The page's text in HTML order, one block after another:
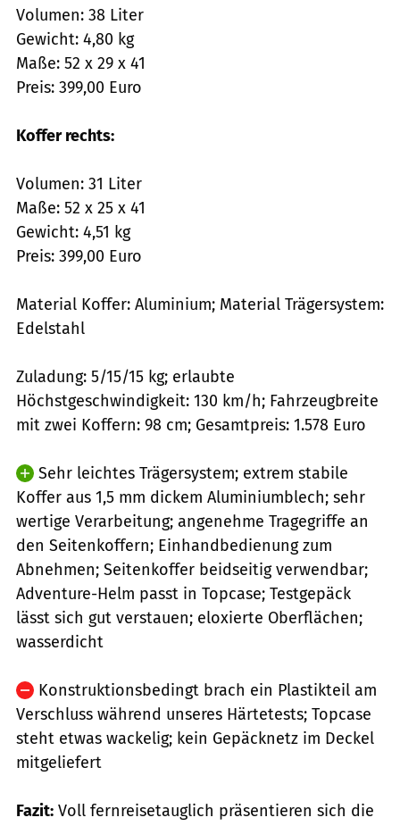
Volumen: 38 Liter
Gewicht: 4,80 kg
Maße: 52 x 29 x 41
Preis: 399,00 Euro
Koffer rechts:
Volumen: 31 Liter
Maße: 52 x 25 x 41
Gewicht: 4,51 kg
Preis: 399,00 Euro
Material Koffer: Aluminium; Material Trägersystem:
Edelstahl
Zuladung: 5/15/15 kg; erlaubte
Höchstgeschwindigkeit: 130 km/h; Fahrzeugbreite
mit zwei Koffern: 98 cm; Gesamtpreis: 1.578 Euro
Sehr leichtes Trägersystem; extrem stabile
Koffer aus 1,5 mm dickem Aluminiumblech; sehr
wertige Verarbeitung; angenehme Tragegriffe an
den Seitenkoffern; Einhandbedienung zum
Abnehmen; Seitenkoffer beidseitig verwendbar;
Adventure-Helm passt in Topcase; Testgepäck
lässt sich gut verstauen; eloxierte Oberflächen;
wasserdicht
Konstruktionsbedingt brach ein Plastikteil am
Verschluss während unseres Härtetests; Topcase
steht etwas wackelig; kein Gepäcknetz im Deckel
mitgeliefert
Fazit: Voll fernreisetauglich präsentieren sich die